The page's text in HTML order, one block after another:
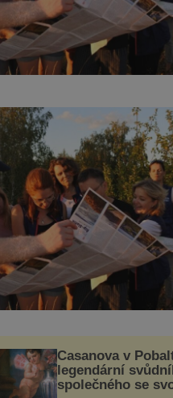
Casanova v
legendární
společného se